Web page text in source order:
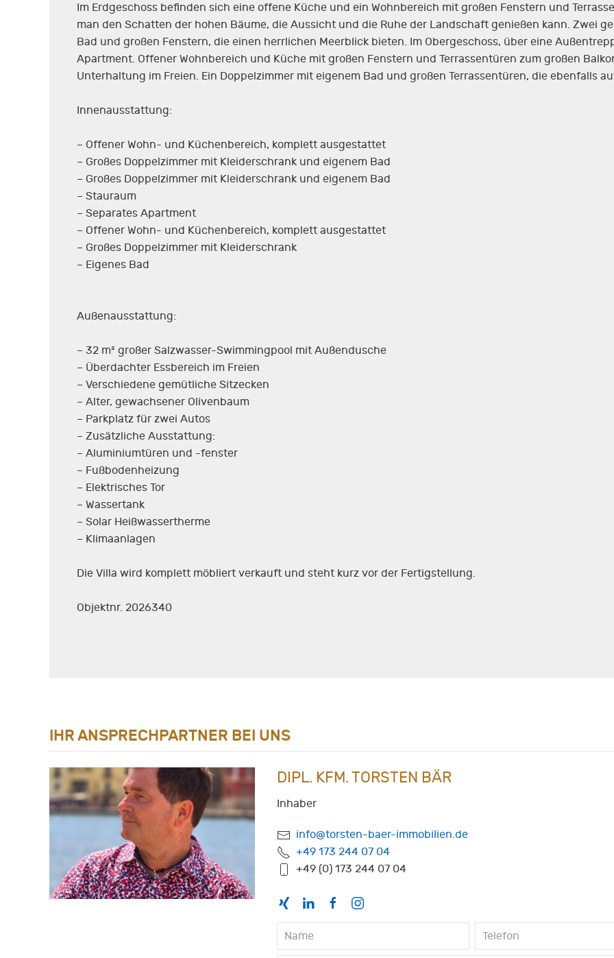
Im Erdgeschoss befinden sich eine offene Küche und ein Wohnbereich mit großen Fenstern und
man den Schatten der hohen Bäume, die Aussicht und die Ruhe der Landschaft genießen kann. Zwei
Bad und großen Fenstern, die einen herrlichen Meerblick bieten. Im Obergeschoss, über eine
Apartment. Offener Wohnbereich und Küche mit großen Fenstern und Terrassentüren zum großen
Unterhaltung im Freien. Ein Doppelzimmer mit eigenem Bad und großen Terrassentüren, die ebenfalls
Innenausstattung:
– Offener Wohn- und Küchenbereich, komplett ausgestattet
– Großes Doppelzimmer mit Kleiderschrank und eigenem Bad
– Großes Doppelzimmer mit Kleiderschrank und eigenem Bad
– Stauraum
– Separates Apartment
– Offener Wohn- und Küchenbereich, komplett ausgestattet
– Großes Doppelzimmer mit Kleiderschrank
– Eigenes Bad
Außenausstattung:
– 32 m² großer Salzwasser-Swimmingpool mit Außendusche
– Überdachter Essbereich im Freien
– Verschiedene gemütliche Sitzecken
– Alter, gewachsener Olivenbaum
– Parkplatz für zwei Autos
– Zusätzliche Ausstattung:
– Aluminiumtüren und -fenster
– Fußbodenheizung
– Elektrisches Tor
– Wassertank
– Solar Heißwassertherme
– Klimaanlagen
Die Villa wird komplett möbliert verkauft und steht kurz vor der Fertigstellung.
Objektnr. 2026340
IHR ANSPRECHPARTNER BEI UNS
DIPL. KFM. TORSTEN BÄR
Inhaber
info@torsten-baer-immobilien.de
+49 173 244 07 04
+49 (0) 173 244 07 04